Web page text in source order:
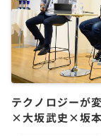
テクノロジーが
×大坂武史×坂